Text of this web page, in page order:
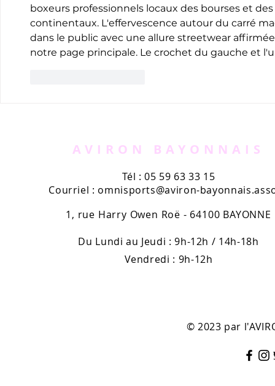
boxeurs professionnels locaux des bourses et
continentaux. L'effervescence autour du carré
dans le public avec une allure streetwear
notre page principale. Le crochet du gauche et
AVIRON BAYONNAIS
Tél : 05 59 63 33 15
Courriel : omnisports@aviron-
1, rue Harry Owen Roë - 64100 BAYONNE
Du Lundi au Jeudi : 9h-12h / 14h-18h
Vendredi : 9h-12h
© 2023 par